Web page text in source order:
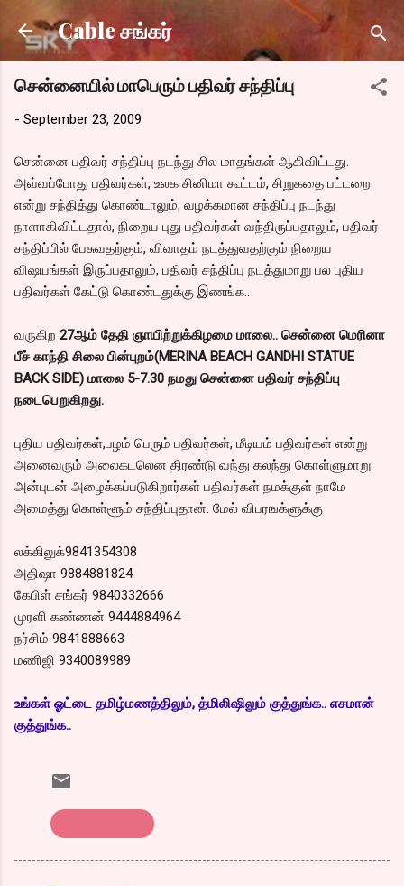
Skip to main content
Cable சங்கர்
சென்னையில் மாபெரும் பதிவர் சந்திப்பு
- September 23, 2009
சென்னை பதிவர் சந்திப்பு நடந்து சில மாதங்கள் ஆகிவிட்டது.
அவ்வப்போது பதிவர்கள், உலக சினிமா கூட்டம், சிறுகதை பட்டறை
என்று சந்தித்து கொண்டாலும், வழக்கமான சந்திப்பு நடந்து
நாளாகிவிட்டதால், நிறைய புது பதிவர்கள் வந்திருப்பதாலும், பதிவர்
சந்திப்பில் பேசுவதற்கும், விவாதம் நடத்துவதற்கும் நிறைய
விஷயங்கள் இருப்பதாலும், பதிவர் சந்திப்பு நடத்துமாறு பல புதிய
பதிவர்கள் கேட்டு கொண்டதுக்கு இணங்க..
வருகிற 27ஆம் தேதி ஞாயிற்றுக்கிழமை மாலை.. சென்னை மெரினா
பீச் காந்தி சிலை பின்புறம்(MERINA BEACH GANDHI STATUE
BACK SIDE) மாலை 5-7.30 நமது சென்னை பதிவர் சந்திப்பு
நடைபெறுகிறது.
புதிய பதிவர்கள்,பழம் பெரும் பதிவர்கள், மீடியம் பதிவர்கள் என்று
அனைவரும் அலைகடலென திரண்டு வந்து கலந்து கொள்ளுமாறு
அன்புடன் அழைக்கப்படுகிறார்கள் பதிவர்கள் நமக்குள் நாமே
அமைத்து கொள்ளூம் சந்திப்புதான். மேல் விபரஙக்ளுக்கு
லக்கிலுக்9841354308
அதிஷா 9884881824
கேபிள் சங்கர் 9840332666
முரளி கண்ணன் 9444884964
நர்சிம் 9841888663
மணிஜி 9340089989
உங்கள் ஓட்டை தமிழ்மணத்திலும், த்மிலிஷிலும் குத்துங்க.. எசமான்
குத்துங்க..